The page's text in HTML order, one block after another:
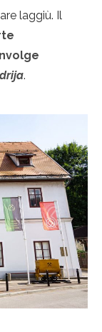
laggiù. Il
.